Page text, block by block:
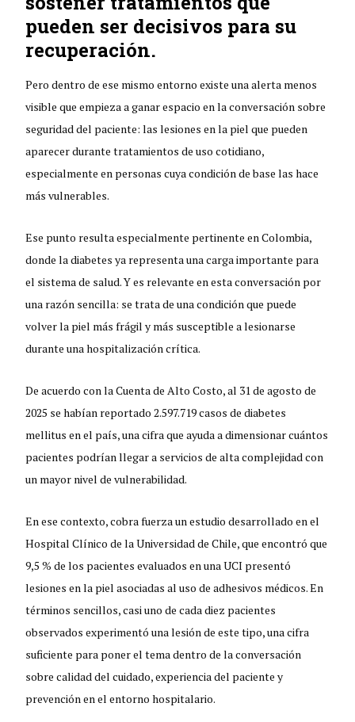
pueden ser decisivos para su
recuperación.
Pero dentro de ese mismo entorno existe una alerta menos
visible que empieza a ganar espacio en la conversación sobre
seguridad del paciente: las lesiones en la piel que pueden
aparecer durante tratamientos de uso cotidiano,
especialmente en personas cuya condición de base las hace
más vulnerables.
Ese punto resulta especialmente pertinente en Colombia,
donde la diabetes ya representa una carga importante para
el sistema de salud. Y es relevante en esta conversación por
una razón sencilla: se trata de una condición que puede
volver la piel más frágil y más susceptible a lesionarse
durante una hospitalización crítica.
De acuerdo con la Cuenta de Alto Costo, al 31 de agosto de
2025 se habían reportado 2.597.719 casos de diabetes
mellitus en el país, una cifra que ayuda a dimensionar cuántos
pacientes podrían llegar a servicios de alta complejidad con
un mayor nivel de vulnerabilidad.
En ese contexto, cobra fuerza un estudio desarrollado en el
Hospital Clínico de la Universidad de Chile, que encontró que
9,5 % de los pacientes evaluados en una UCI presentó
lesiones en la piel asociadas al uso de adhesivos médicos. En
términos sencillos, casi uno de cada diez pacientes
observados experimentó una lesión de este tipo, una cifra
suficiente para poner el tema dentro de la conversación
sobre calidad del cuidado, experiencia del paciente y
prevención en el entorno hospitalario.